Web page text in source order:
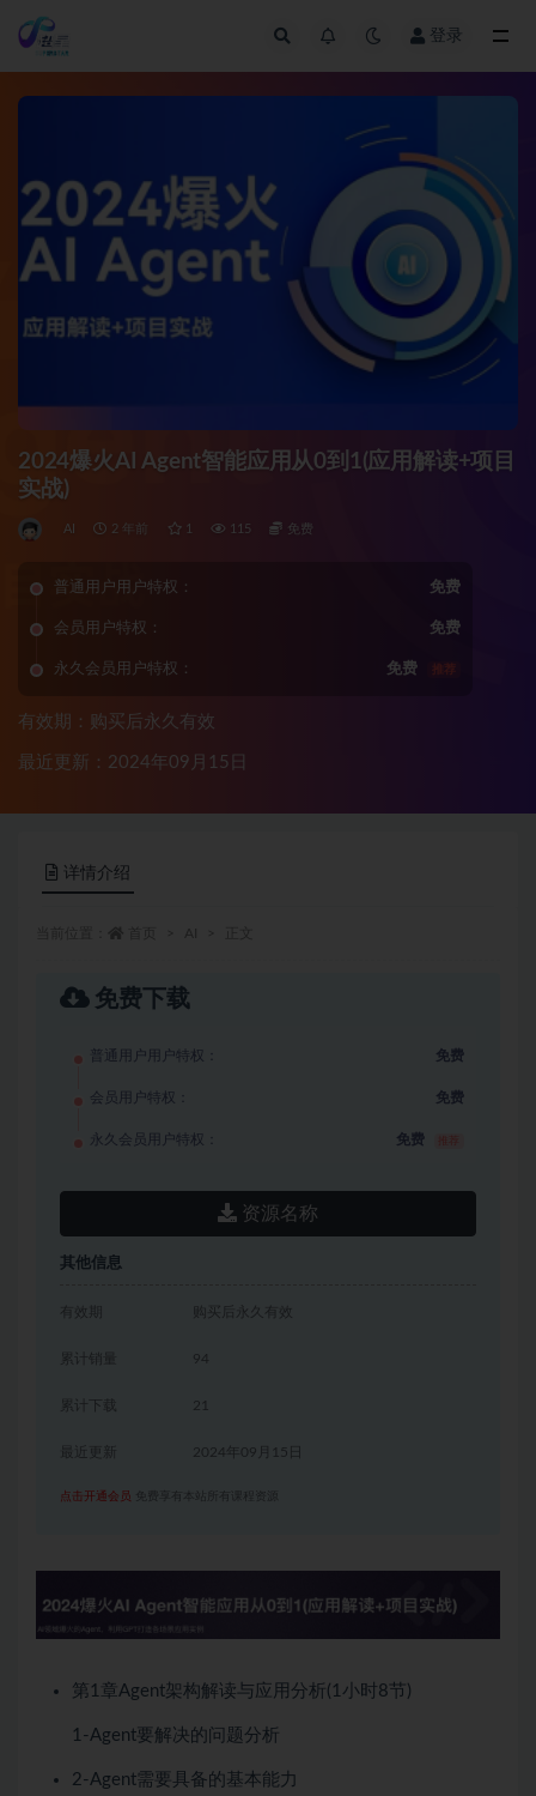
登录
2024爆火AI Agent智能应用从0到1(应用解读+项目
实战)
AI 2 年前 1 115 免费
普通用户用户特权： 免费
会员用户特权： 免费
永久会员用户特权： 免费 推荐
有效期：购买后永久有效
最近更新：2024年09月15日
详情介绍
免费下载
普通用户用户特权： 免费
会员用户特权： 免费
永久会员用户特权： 免费
资源名称
其他信息
有效期 购买后永久有效
累计销量 94
累计下载 21
2024年09月15日
点击开通会员 免费享有本站所有课程资源
第1章Agent架构解读与应用分析 (1小时8节)
1-Agent要解决的问题分析
2-Agent需要具备的基本能力